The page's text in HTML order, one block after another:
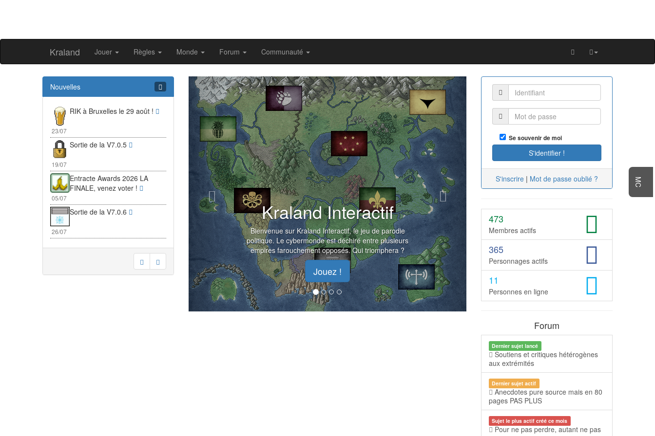
Kraland Jouer Règles Monde Forum Communauté
Nouvelles
23/07
RIK à Bruxelles le 29 août !
19/07
Sortie de la V7.0.5
05/07
Entracte Awards 2026 LA
FINALE, venez voter !
26/07
Sortie de la V7.0.6 Kraland Interactif
Bienvenue sur Kraland Interactif, le jeu de parodie
politique. Le cybermonde est déchiré entre plusieurs
empires farouchement opposés. Qui triomphera ?
Jouez !
Previous Next
Se souvenir de moi
S'inscrire | Mot de passe oublié ?
473
Membres actifs
365
Personnages actifs
11
Personnes en ligne
Forum
Dernier sujet lancé
Soutiens et critiques hétérogènes
aux extrémités
Dernier sujet actif
Anecdotes pure source mais en 80
pages PAS PLUS
Sujet le plus actif créé ce mois
Pour ne pas perdre, autant ne pas
MC